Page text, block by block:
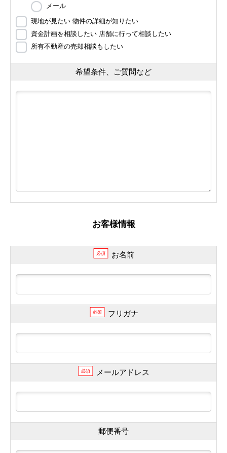
メール
現地が見たい 物件の詳細が知りたい
資金計画を相談したい 店舗に行って相談したい
所有不動産の売却相談もしたい
希望条件、ご質問など
お客様情報
必須 お名前
必須 フリガナ
必須 メールアドレス
郵便番号